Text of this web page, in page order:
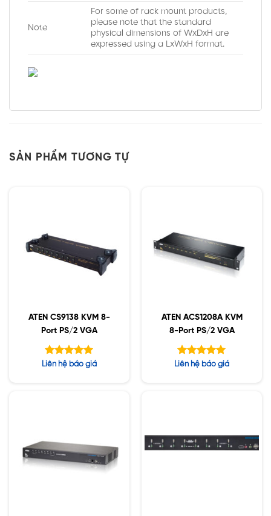
Note
For some of rack mount products,
please note that the standard
physical dimensions of WxDxH are
expressed using a LxWxH format.
SẢN PHẨM TƯƠNG TỰ
ATEN CS9138 KVM 8-
Port PS/2 VGA
Được xếp
Liên hệ báo giá
ATEN ACS1208A KVM
8-Port PS/2 VGA
Được xếp
Liên hệ báo giá